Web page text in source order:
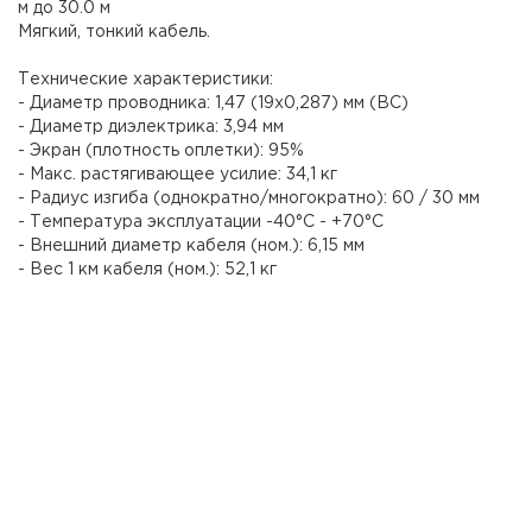
м до 30.0 м
Мягкий, тонкий кабель.
Технические характеристики:
- Диаметр проводника: 1,47 (19х0,287) мм (BC)
- Диаметр диэлектрика: 3,94 мм
- Экран (плотность оплетки): 95%
- Макс. растягивающее усилие: 34,1 кг
- Радиус изгиба (однократно/многократно): 60 / 30 мм
- Температура эксплуатации -40°С - +70°С
- Внешний диаметр кабеля (ном.): 6,15 мм
- Вес 1 км кабеля (ном.): 52,1 кг